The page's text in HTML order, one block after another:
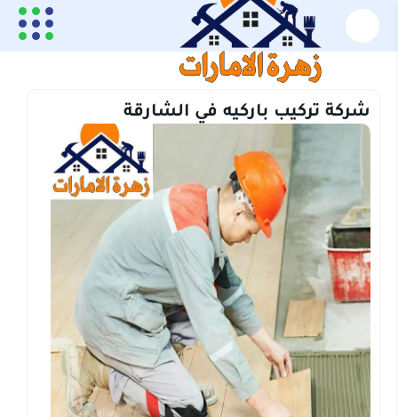
تركيب باركيه شركة تركيب باركيه في الشارقة
شركة تركيب باركيه في الشارقة